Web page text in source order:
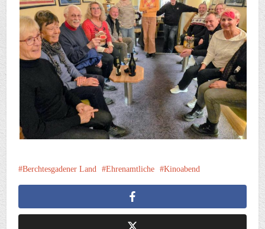
Berchtesgadener Land Ehrenamtliche Kinoabend